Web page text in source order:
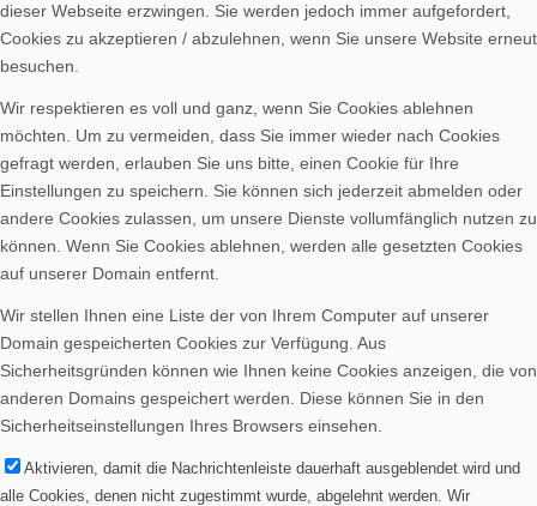
Vereinsheim mieten
dieser Webseite erzwingen. Sie werden jedoch immer aufgefordert,
Cookies zu akzeptieren / abzulehnen, wenn Sie unsere Website erneut
besuchen.
Wir respektieren es voll und ganz, wenn Sie Cookies ablehnen
möchten. Um zu vermeiden, dass Sie immer wieder nach Cookies
gefragt werden, erlauben Sie uns bitte, einen Cookie für Ihre
Einstellungen zu speichern. Sie können sich jederzeit abmelden oder
andere Cookies zulassen, um unsere Dienste vollumfänglich nutzen zu
können. Wenn Sie Cookies ablehnen, werden alle gesetzten Cookies
auf unserer Domain entfernt.
Wir stellen Ihnen eine Liste der von Ihrem Computer auf unserer
Domain gespeicherten Cookies zur Verfügung. Aus
Sicherheitsgründen können wie Ihnen keine Cookies anzeigen, die von
anderen Domains gespeichert werden. Diese können Sie in den
Sicherheitseinstellungen Ihres Browsers einsehen.
Aktivieren, damit die Nachrichtenleiste dauerhaft ausgeblendet wird und
alle Cookies, denen nicht zugestimmt wurde, abgelehnt werden. Wir